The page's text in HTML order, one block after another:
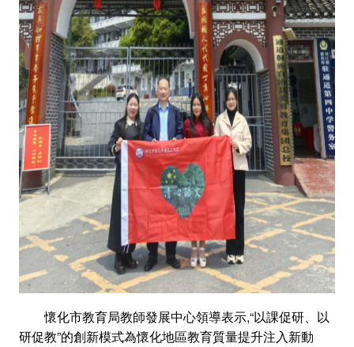
懷化市教育局教師發展中心領導表示,“以課促研、以
研促教”的創新模式為懷化地區教育質量提升注入新動